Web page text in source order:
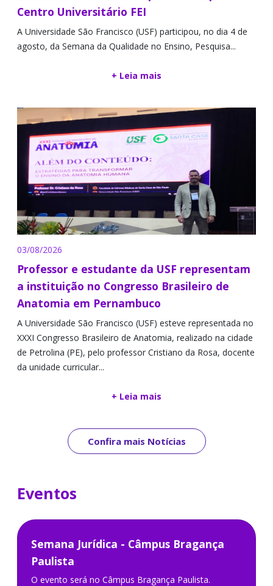
Centro Universitário FEI
A Universidade São Francisco (USF) participou, no dia 4 de
agosto, da Semana da Qualidade no Ensino, Pesquisa...
+ Leia mais
03/08/2026
Professor e estudante da USF representam
a instituição no Congresso Brasileiro de
Anatomia em Pernambuco
A Universidade São Francisco (USF) esteve representada no
XXXI Congresso Brasileiro de Anatomia, realizado na cidade
de Petrolina (PE), pelo professor Cristiano da Rosa, docente
da unidade curricular...
+ Leia mais
Confira mais Notícias
Eventos
Semana Jurídica - Câmpus Bragança
Paulista
O evento será no Câmpus Bragança Paulista.